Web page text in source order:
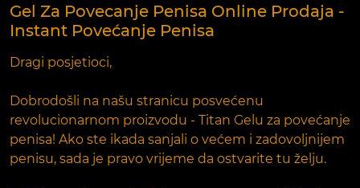
Gel Za Povecanje Penisa Online Prodaja -
Instant Povećanje Penisa
Dragi posjetioci,
Dobrodošli na našu stranicu posvećenu
revolucionarnom proizvodu - Titan Gelu za povećanje
penisa! Ako ste ikada sanjali o većem i zadovoljnijem
penisu, sada je pravo vrijeme da ostvarite tu želju.